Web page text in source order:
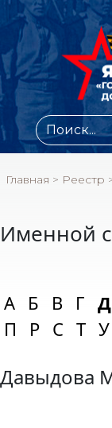
Главная > Реестр
Именной
А Б В Г Д
П
Р С Т У
Давыдова